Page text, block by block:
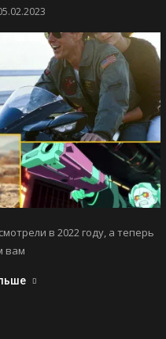
в 2022 году, а теперь
вам